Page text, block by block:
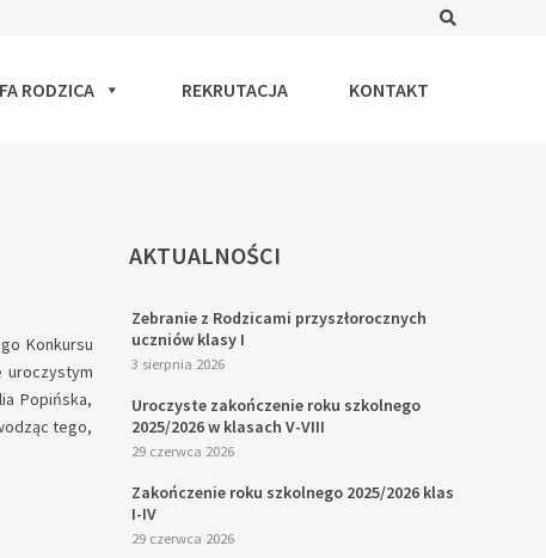
RODZICA REKRUTACJA KONTAKT
Konkursu
uroczystym
Popińska,
tego,
AKTUALNOŚCI
Zebranie z Rodzicami przyszłorocznych
uczniów klasy I
3 sierpnia 2026
Uroczyste zakończenie roku szkolnego
2025/2026 w klasach V-VIII
29 czerwca 2026
Zakończenie roku szkolnego 2025/2026 klas
I-IV
29 czerwca 2026